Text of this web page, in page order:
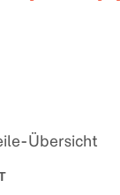
Übersicht